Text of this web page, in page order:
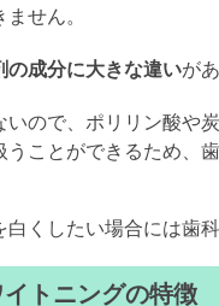
せん。
の成分に大きな違いが
ので、ポリリン酸や
うことができるため、
くしたい場合には歯
トニングの特徴